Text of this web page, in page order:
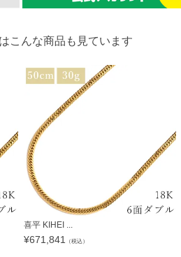
こんな商品も見ています
喜平 KIHEI ...
¥671,841 （税込）